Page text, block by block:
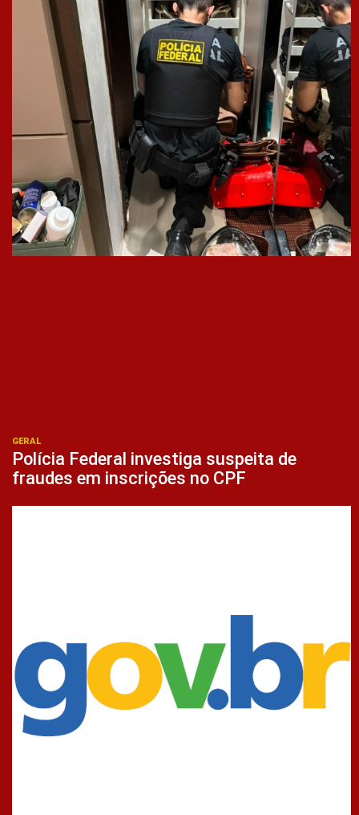
GERAL
Polícia Federal investiga suspeita de
fraudes em inscrições no CPF